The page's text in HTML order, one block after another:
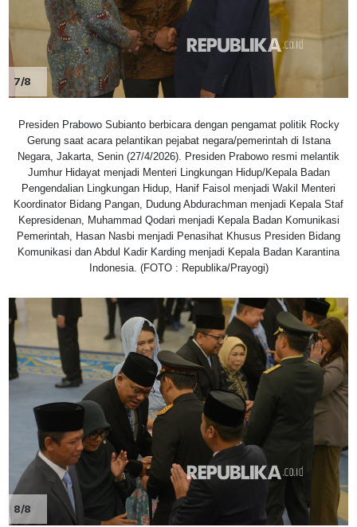
7/8
Presiden Prabowo Subianto berbicara dengan pengamat politik Rocky
Gerung saat acara pelantikan pejabat negara/pemerintah di Istana
Negara, Jakarta, Senin (27/4/2026). Presiden Prabowo resmi melantik
Jumhur Hidayat menjadi Menteri Lingkungan Hidup/Kepala Badan
Pengendalian Lingkungan Hidup, Hanif Faisol menjadi Wakil Menteri
Koordinator Bidang Pangan, Dudung Abdurachman menjadi Kepala Staf
Kepresidenan, Muhammad Qodari menjadi Kepala Badan Komunikasi
Pemerintah, Hasan Nasbi menjadi Penasihat Khusus Presiden Bidang
Komunikasi dan Abdul Kadir Karding menjadi Kepala Badan Karantina
Indonesia. (FOTO : Republika/Prayogi)
8/8